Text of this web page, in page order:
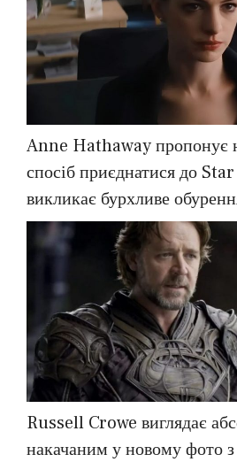
Anne Hathaway пропонує
спосіб приєднатися до
викликає бурхливе
Russell Crowe виглядає
накачаним у новому фото